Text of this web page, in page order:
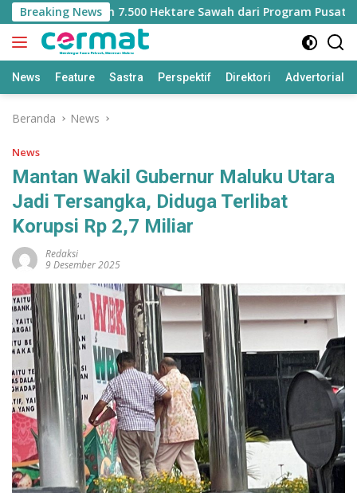
Langsung
ke
konten
Breaking News
Jatah 7.500 Hektare Sawah dari Program Pusat
News Feature Sastra Perspektif Direktori Advertorial
Beranda News
News
Mantan Wakil Gubernur Maluku Utara
Jadi Tersangka, Diduga Terlibat
Korupsi Rp 2,7 Miliar
Redaksi
9 Desember 2025